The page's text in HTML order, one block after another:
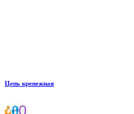
Цепь крепежная